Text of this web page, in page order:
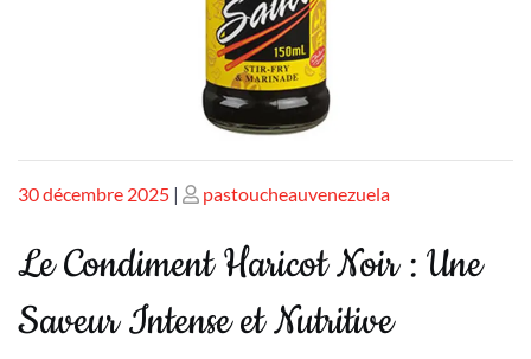
Publié
30 décembre 2025 | Publié
pastoucheauvenezuela
Le Condiment Haricot Noir : Une
Saveur Intense et Nutritive